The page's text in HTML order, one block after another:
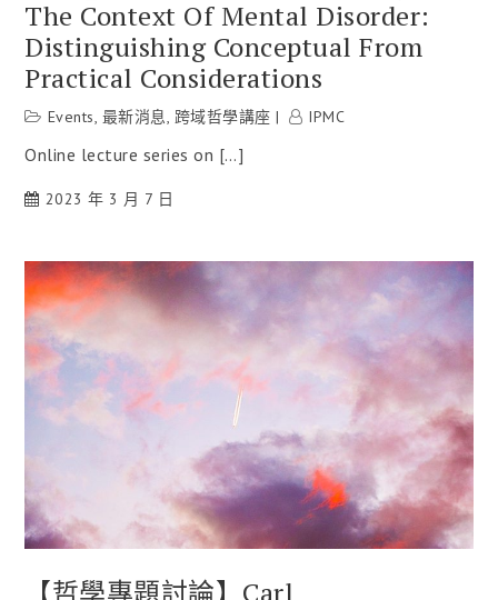
The Context Of Mental Disorder:
Distinguishing Conceptual From
Practical Considerations
Events 最新消息 跨域哲學講座 IPMC
Online lecture series on […]
2023 年 3 月 7 日
【哲學專題討論】Carl